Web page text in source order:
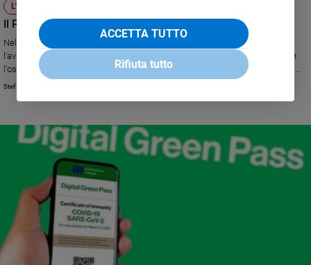
L'UDIENZA
Il Papa: «Il formalismo ci porta al rischio dell’ipocrisia»
Nella sua catechesi sulla Lettera ai Galati il Santo Padre ha richiamato
l'avvertimento di San Paolo: non sostituire l'azione dello Spirito Santo con
l'osservanza di leggi umane e formalismi, che inorgogliscono l'uomo e lo
allontanano dalla Redenzione di Cristo
Stefano Stimamiglio
ACCETTA TUTTO
Rifiuta tutto